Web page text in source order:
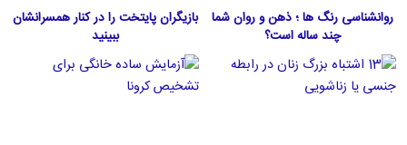
روانشناسی رنگ ها ؛ ذهن و روان شما
چند ساله است؟
بازیگران پایتخت را در کنار همسرانشان
ببینید